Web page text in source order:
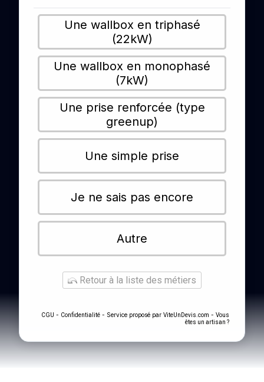
Une wallbox en triphasé
(22kW)
Une wallbox en monophasé
(7kW)
Une prise renforcée (type
greenup)
Une simple prise
Je ne sais pas encore
Autre
Retour à la liste des métiers
CGU - Confidentialité - Service proposé par ViteUnDevis.com - Vous
êtes un artisan ?